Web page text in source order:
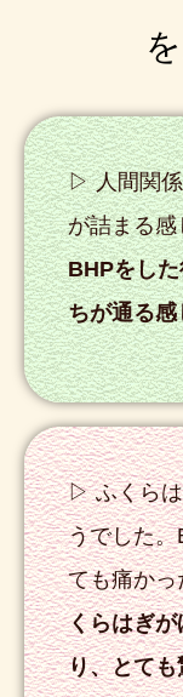
▷ 人間関係
が詰まる
BHPをし
ちが通る
▷ ふくらは
うでした
ても痛か
くらはぎ
り、とて